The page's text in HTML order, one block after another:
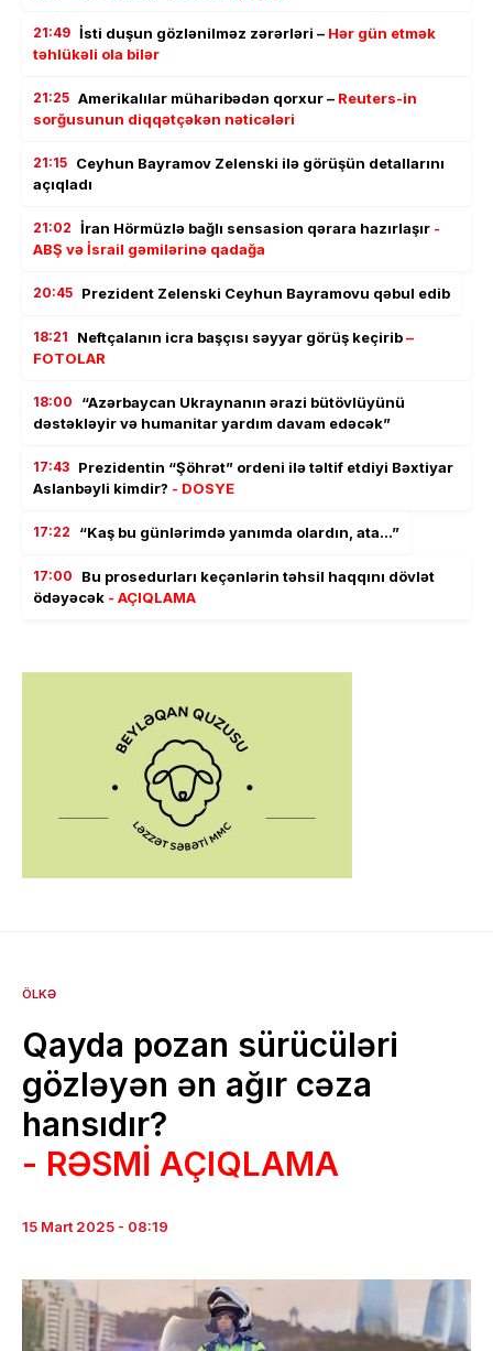
21:49 İsti duşun gözlənilməz zərərləri – Hər gün etmək
təhlükəli ola bilər
21:25 Amerikalılar müharibədən qorxur – Reuters-in
sorğusunun diqqətçəkən nəticələri
21:15 Ceyhun Bayramov Zelenski ilə görüşün detallarını
açıqladı
21:02 İran Hörmüzlə bağlı sensasion qərara hazırlaşır -
ABŞ və İsrail gəmilərinə qadağa
20:45 Prezident Zelenski Ceyhun Bayramovu qəbul edib
18:21 Neftçalanın icra başçısı səyyar görüş keçirib–
FOTOLAR
18:00
“Azərbaycan Ukraynanın ərazi bütövlüyünü
dəstəkləyir və humanitar yardım davam edəcək”
17:43 Prezidentin “Şöhrət” ordeni ilə təltif etdiyi Bəxtiyar
Aslanbəyli kimdir? - DOSYE
17:22 “Kaş bu günlərimdə yanımda olardın, ata…”
17:00
Bu prosedurları keçənlərin təhsil haqqını dövlət
ödəyəcək - AÇIQLAMA
ÖLKƏ
Qayda pozan sürücüləri
gözləyən ən ağır cəza
hansıdır?
- RƏSMİ AÇIQLAMA
15 Mart 2025 - 08:19